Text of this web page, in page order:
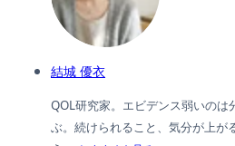
結城 優衣
QOL研究家。エビデンス弱いのは
ぶ。続けられること、気分が上が